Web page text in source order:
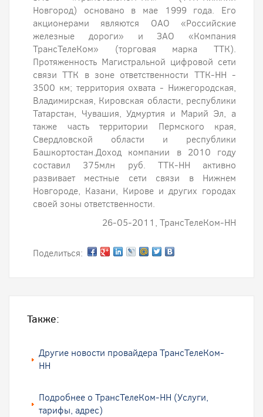
Новгород) основано в мае 1999 года. Его
акционерами являются ОАО «Российские
железные дороги» и ЗАО «Компания
ТрансТелеКом» (торговая марка ТТК).
Протяженность Магистральной цифровой сети
связи ТТК в зоне ответственности ТТК-НН -
3500 км; территория охвата - Нижегородская,
Владимирская, Кировская области, республики
Татарстан, Чувашия, Удмуртия и Марий Эл, а
также часть территории Пермского края,
Свердловской области и республики
Башкортостан.Доход компании в 2010 году
составил 375млн руб. ТТК-НН активно
развивает местные сети связи в Нижнем
Новгороде, Казани, Кирове и других городах
своей зоны ответственности.
26-05-2011, ТрансТелеКом-НН
Поделиться:
Также:
Другие новости провайдера ТрансТелеКом-
НН
Подробнее о ТрансТелеКом-НН (Услуги,
тарифы, адрес)